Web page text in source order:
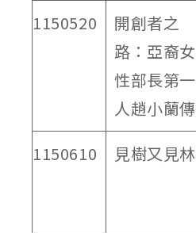
1150520
開創者之
路：亞裔女
性部長第一
人趙小蘭傳
1150610 見樹又見林